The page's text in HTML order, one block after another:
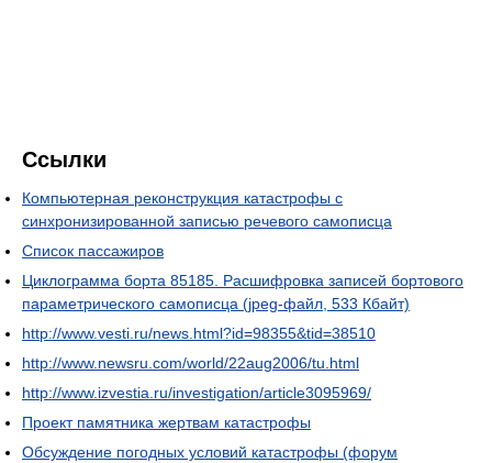
Ссылки
Компьютерная реконструкция катастрофы с
синхронизированной записью речевого самописца
Список пассажиров
Циклограмма борта 85185. Расшифровка записей бортового
параметрического самописца (jpeg-файл, 533 Кбайт)
http://www.vesti.ru/news.html?id=98355&tid=38510
http://www.newsru.com/world/22aug2006/tu.html
http://www.izvestia.ru/investigation/article3095969/
Проект памятника жертвам катастрофы
Обсуждение погодных условий катастрофы (форум